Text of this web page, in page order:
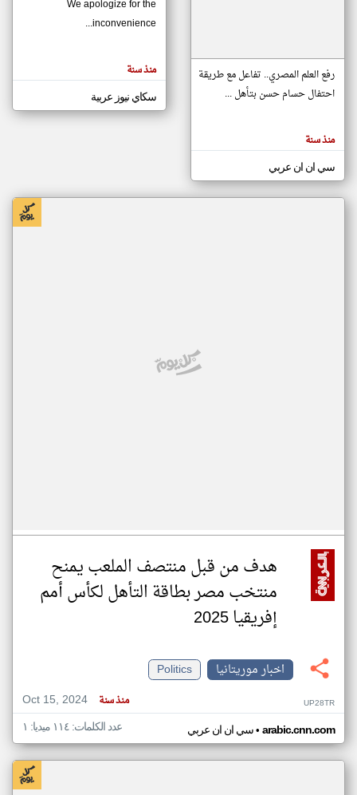
مصادر الأخبار من موريتانيا
اخبار موريتانيا على مدار الساعة
أهم اخبار موريتانيا العاجلة والمباشرة
المقالات
الموجوده
هنا عن
رفع العلم المصري.. تفاعل مع طريقة
احتفال حسام حسن بتأهل ...
منذ سنة
سي ان ان عربي
We apologize for the
inconvenience...
منذ سنة
سكاي نيوز عربية
هدف من قبل منتصف الملعب يمنح
منتخب مصر بطاقة التأهل لكأس أمم
إفريقيا 2025
اخبار موريتانيا
Politics
Oct 15, 2024
منذ سنة UP28TR
سي ان ان عربي• arabic.cnn.com عدد الكلمات: ١١٤ ميديا: ١
klyoum.com